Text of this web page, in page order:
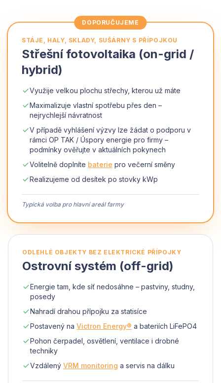
DOPORUČUJEME
STÁJE, HALY, SKLADY, SUŠÁRNY S PŘÍPOJKOU
Střešní fotovoltaika (on-grid /
hybrid)
Využije velkou plochu střechy, kterou už máte
Maximalizuje vlastní spotřebu přes den –
nejrychlejší návratnost
V případě vyhlášení výzvy lze žádat o podporu v
rámci OP TAK / Úspory energie pro firmy –
podmínky ověřujte v aktuálních pokynech
Volitelně doplníte baterie pro večerní směny
Realizujeme od desítek po stovky kWp
Typická volba pro hlavní areál farmy
ODLEHLÉ OBJEKTY BEZ ELEKTRICKÉ PŘÍPOJKY
Ostrovní systém (off-grid)
Energie tam, kde síť nedosáhne – pastviny, studny,
posedy
Nahradí drahou přípojku za statisíce
Postavený na Victron Energy® a bateriích LiFePO4
Pohon čerpadel, osvětlení, ventilace i drobné
techniky
Vzdálený VRM monitoring a servis na dálku